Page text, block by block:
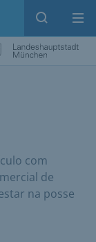
Open
com
de
na posse